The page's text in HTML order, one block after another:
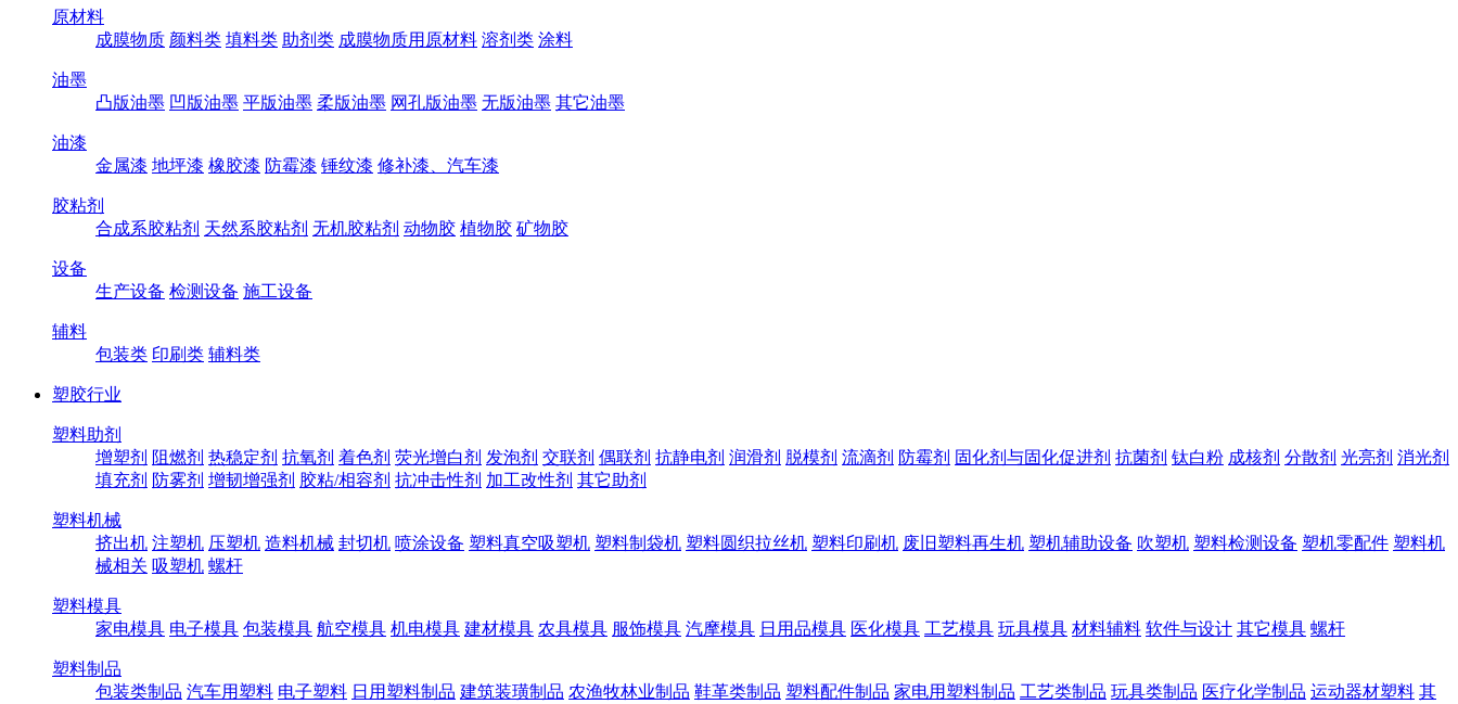
原材料
成膜物质 颜料类 填料类 助剂类 成膜物质用原材料 溶剂类 涂料
油墨
凸版油墨 凹版油墨 平版油墨 柔版油墨 网孔版油墨 无版油墨 其它油墨
油漆
金属漆 地坪漆 橡胶漆 防霉漆 锤纹漆 修补漆、汽车漆
胶粘剂
合成系胶粘剂 天然系胶粘剂 无机胶粘剂 动物胶 植物胶 矿物胶
设备
生产设备 检测设备 施工设备
辅料
包装类 印刷类 辅料类
塑胶行业
塑料助剂
增塑剂 阻燃剂 热稳定剂 抗氧剂 着色剂 荧光增白剂 发泡剂 交联剂 偶联剂 抗静电剂 润滑剂 脱模剂 流滴剂 防霉剂 固化剂与固化促进剂 抗菌剂 钛白粉 成核剂 分散剂 光亮剂 消光剂
填充剂 防雾剂 增韧增强剂 胶粘/相容剂 抗冲击性剂 加工改性剂 其它助剂
塑料机械
挤出机 注塑机 压塑机 造料机械 封切机 喷涂设备 塑料真空吸塑机 塑料制袋机 塑料圆织拉丝机 塑料印刷机 废旧塑料再生机 塑机辅助设备 吹塑机 塑料检测设备 塑机零配件 塑料机
械相关 吸塑机 螺杆
塑料模具
家电模具 电子模具 包装模具 航空模具 机电模具 建材模具 农具模具 服饰模具 汽摩模具 日用品模具 医化模具 工艺模具 玩具模具 材料辅料 软件与设计 其它模具 螺杆
塑料制品
包装类制品 汽车用塑料 电子塑料 日用塑料制品 建筑装璜制品 农渔牧林业制品 鞋革类制品 塑料配件制品 家电用塑料制品 工艺类制品 玩具类制品 医疗化学制品 运动器材塑料 其